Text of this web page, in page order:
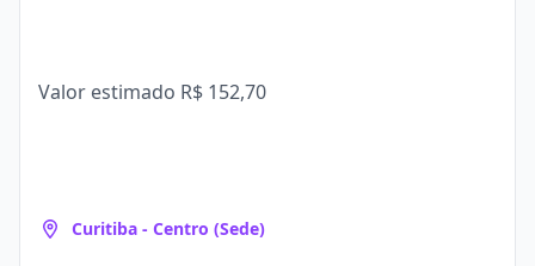
Valor estimado R$ 152,70
Curitiba - Centro (Sede)